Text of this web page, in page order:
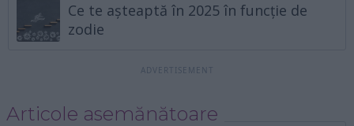
Ce te așteaptă în 2025 în funcție de
zodie
Articole asemănătoare